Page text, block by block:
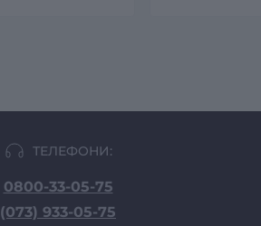
ТЕЛЕФОНИ:
0800-33-05-75
(073) 933-05-75